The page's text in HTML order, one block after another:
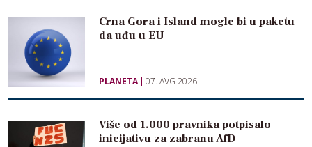
Crna Gora i Island mogle bi u paketu
da uđu u EU
PLANETA 07. AVG 2026
Više od 1.000 pravnika potpisalo
inicijativu za zabranu AfD